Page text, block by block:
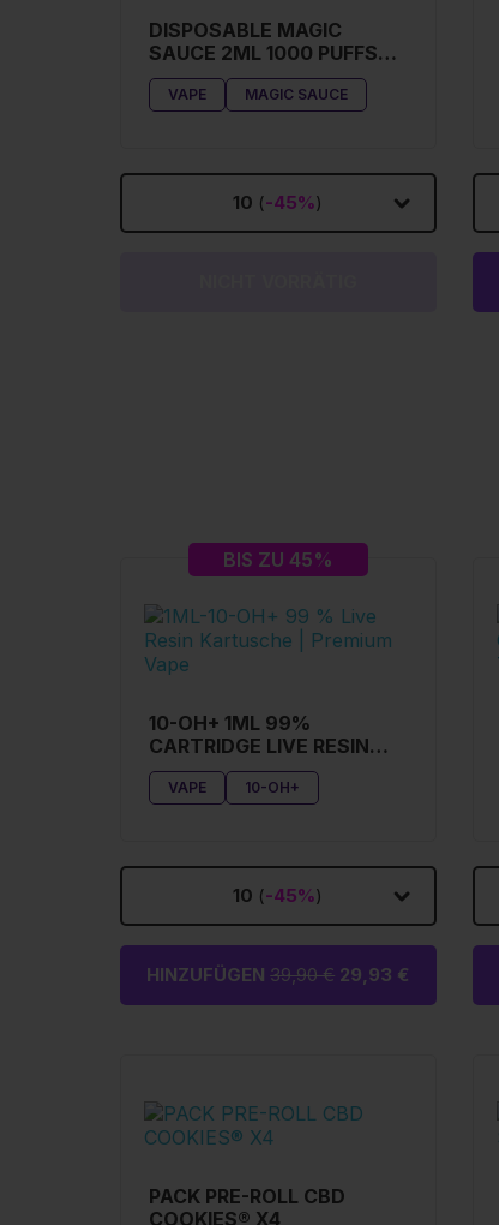
DISPOSABLE MAGIC
SAUCE 2ML 1000 PUFFS
GORILLA COOKIES
VAPE MAGIC SAUCE
10 (-45%)
BIS ZU 45%
10-OH+ 1ML 99%
CARTRIDGE LIVE RESIN
MIRACLE ALIEN COOKIES
VAPE 10-OH+
10 (-45%)
HINZUFÜGEN39,90 € 29,93 €
PACK PRE-ROLL CBD
COOKIES® X4